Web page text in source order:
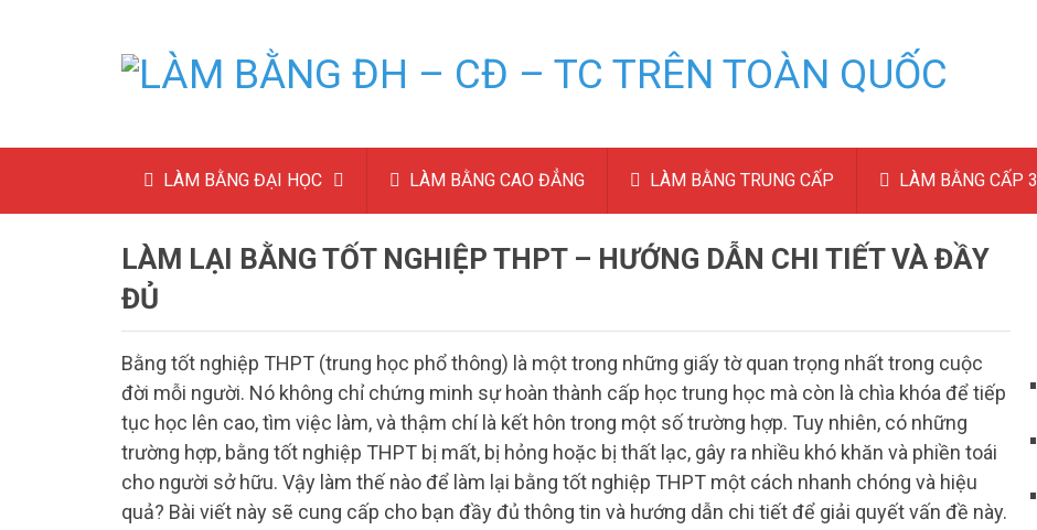
LÀM BẰNG ĐẠI HỌC LÀM BẰNG CAO ĐẲNG LÀM BẰNG TRUNG CẤP LÀM BẰNG CẤP 3
LÀM LẠI BẰNG TỐT NGHIỆP THPT – HƯỚNG DẪN CHI TIẾT VÀ ĐẦY
ĐỦ
Bằng tốt nghiệp THPT (trung học phổ thông) là một trong những giấy tờ quan trọng nhất trong cuộc
đời mỗi người. Nó không chỉ chứng minh sự hoàn thành cấp học trung học mà còn là chìa khóa để tiếp
tục học lên cao, tìm việc làm, và thậm chí là kết hôn trong một số trường hợp. Tuy nhiên, có những
trường hợp, bằng tốt nghiệp THPT bị mất, bị hỏng hoặc bị thất lạc, gây ra nhiều khó khăn và phiền toái
cho người sở hữu. Vậy làm thế nào để làm lại bằng tốt nghiệp THPT một cách nhanh chóng và hiệu
quả? Bài viết này sẽ cung cấp cho bạn đầy đủ thông tin và hướng dẫn chi tiết để giải quyết vấn đề này.